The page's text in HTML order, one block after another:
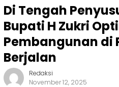
Di Tengah
Bupati H Zukri
Pembangunan di
Berjalan
Redaksi
November 12, 2025